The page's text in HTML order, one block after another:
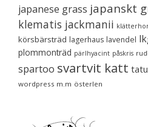
japanese grass japanskt
klematis jackmanii
körsbärsträd lagerhaus lavendel
plommonträd pärlhyacint påskris
spartoo svartvit katt
wordpress m.m österlen